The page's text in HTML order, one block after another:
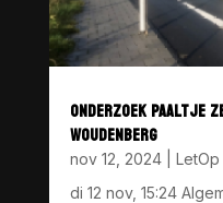
ONDERZOEK PAALTJE
WOUDENBERG
nov 12, 2024|
di 12 nov, 15:24